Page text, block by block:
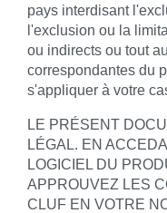
pays interdisant
l'exclusion ou la
ou indirects ou tout
correspondantes du
s'appliquer à votre
LE PRÉSENT
LÉGAL. EN
LOGICIEL DU
APPROUVEZ LES
CLUF EN VOTRE